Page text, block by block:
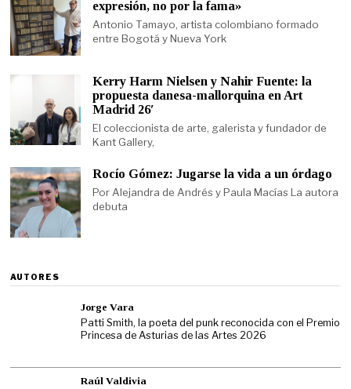
expresión, no por la fama»
Antonio Tamayo, artista colombiano formado
entre Bogotá y Nueva York
Kerry Harm Nielsen y Nahir Fuente: la
propuesta danesa-mallorquina en Art
Madrid 26′
El coleccionista de arte, galerista y fundador de
Kant Gallery,
Rocío Gómez: Jugarse la vida a un órdago
Por Alejandra de Andrés y Paula Macías La autora
debuta
AUTORES
Jorge Vara
Patti Smith, la poeta del punk reconocida con el Premio
Princesa de Asturias de las Artes 2026
Raúl Valdivia